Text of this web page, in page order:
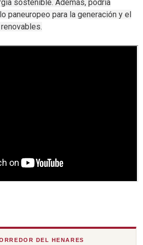
sostenible.Además, podría
paneuropeo para la generación y el
DEL HENARES